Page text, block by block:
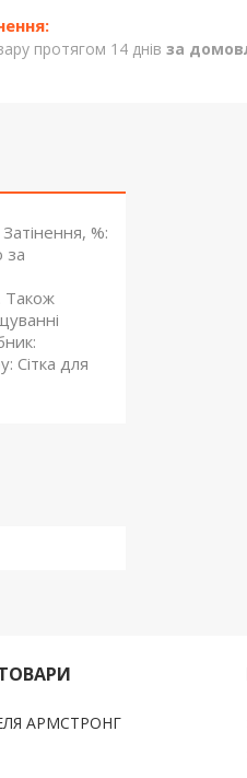
протягом 14 днів за
%:
за
Також
Сітка для
АРМСТРОНГ